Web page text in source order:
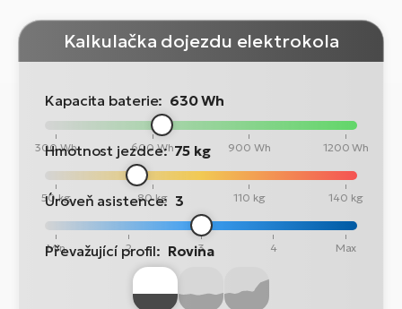
Kalkulačka dojezdu elektrokola
Kapacita baterie: 630 Wh
300 Wh 600 Wh 900 Wh 1200 Wh
Hmotnost jezdce: 75 kg
50 kg 80 kg 110 kg 140 kg
Úroveň asistence: 3
Min 2 3 4 Max
Převažující profil: Rovina